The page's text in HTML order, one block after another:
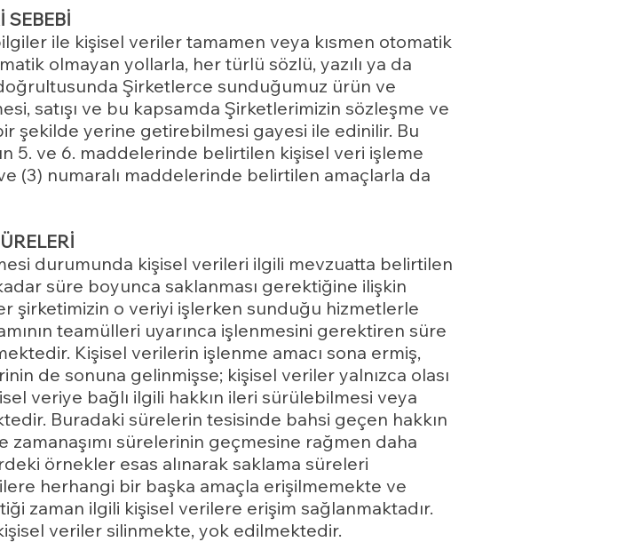
SEBEBİ
ile kişisel veriler tamamen veya kısmen otomatik
olmayan yollarla, her türlü sözlü, yazılı ya da
Şirketlerce sunduğumuz ürün ve
satışı ve bu kapsamda Şirketlerimizin sözleşme ve
şekilde yerine getirebilmesi gayesi ile edinilir. Bu
5. ve 6. maddelerinde belirtilen kişisel veri işleme
(3) numaralı maddelerinde belirtilen amaçlarla da
durumunda kişisel verileri ilgili mevzuatta belirtilen
süre boyunca saklanması gerektiğine ilişkin
şirketimizin o veriyi işlerken sunduğu hizmetlerle
teamülleri uyarınca işlenmesini gerektiren süre
Kişisel verilerin işlenme amacı sona ermiş,
de sonuna gelinmişse; kişisel veriler yalnızca olası
veriye bağlı ilgili hakkın ileri sürülebilmesi veya
Buradaki sürelerin tesisinde bahsi geçen hakkın
zamanaşımı sürelerinin geçmesine rağmen daha
örnekler esas alınarak saklama süreleri
herhangi bir başka amaçla erişilmemekte ve
zaman ilgili kişisel verilere erişim sağlanmaktadır.
veriler silinmekte, yok edilmektedir.